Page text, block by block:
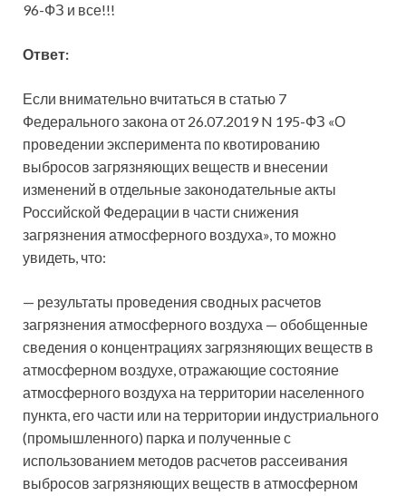
96-ФЗ и все!!!
Ответ:
Если внимательно вчитаться в статью 7
Федерального закона от 26.07.2019 N 195-ФЗ «О
проведении эксперимента по квотированию
выбросов загрязняющих веществ и внесении
изменений в отдельные законодательные акты
Российской Федерации в части снижения
загрязнения атмосферного воздуха», то можно
увидеть, что:
— результаты проведения сводных расчетов
загрязнения атмосферного воздуха — обобщенные
сведения о концентрациях загрязняющих веществ в
атмосферном воздухе, отражающие состояние
атмосферного воздуха на территории населенного
пункта, его части или на территории индустриального
(промышленного) парка и полученные с
использованием методов расчетов рассеивания
выбросов загрязняющих веществ в атмосферном